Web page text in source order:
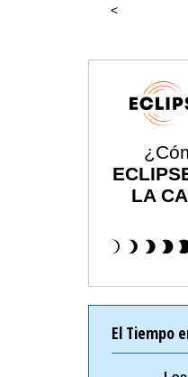
<
LA
El Tiempo